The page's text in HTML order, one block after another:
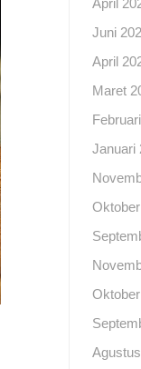
April
Juni
April
Maret
Januari